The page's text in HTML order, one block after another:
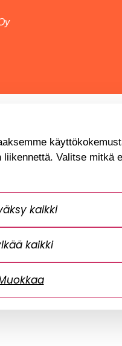
Valitse mitkä
kaikki
kaikki